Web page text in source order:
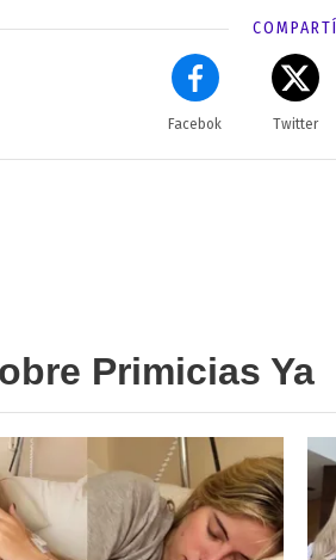
COMPARTÍ
Facebok Twitter
Primicias Ya